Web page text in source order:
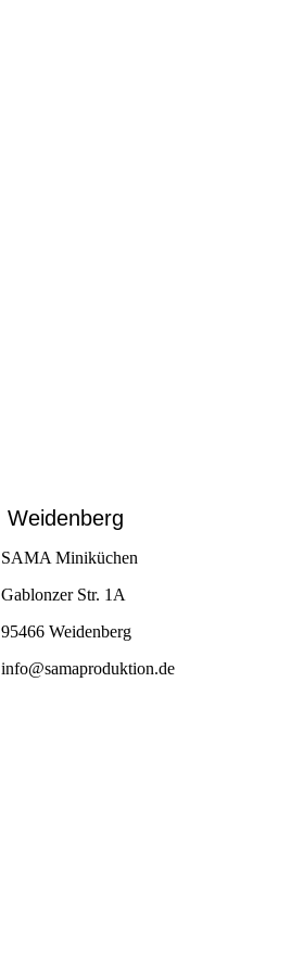
Weidenberg
SAMA Miniküchen
Gablonzer Str. 1A
95466 Weidenberg
info@samaproduktion.de